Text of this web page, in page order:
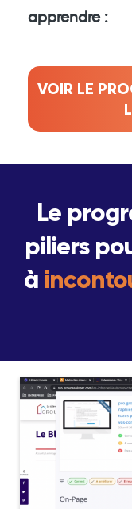
apprendre :
VOIR LE
Le
piliers
à